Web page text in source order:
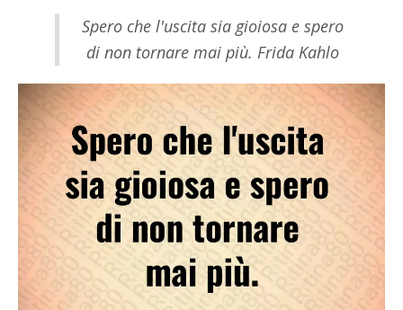
Spero che l'uscita sia gioiosa e spero
di non tornare mai più. Frida Kahlo